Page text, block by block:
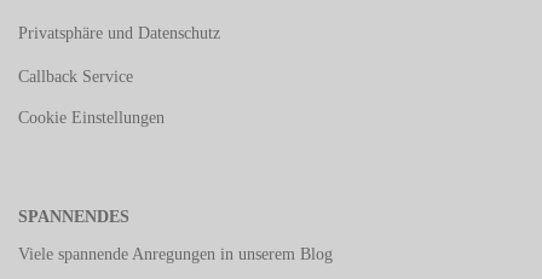
Privatsphäre und Datenschutz
Callback Service
Cookie Einstellungen
SPANNENDES
Viele spannende Anregungen in unserem Blog